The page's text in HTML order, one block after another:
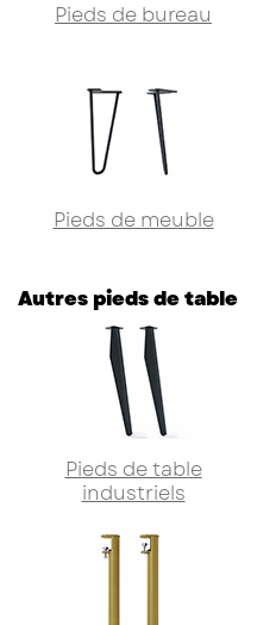
Pieds de bureau
Pieds de meuble
Autres pieds de table
Pieds de table
industriels